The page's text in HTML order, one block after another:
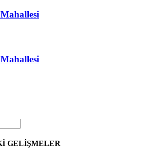
GELİŞMELER